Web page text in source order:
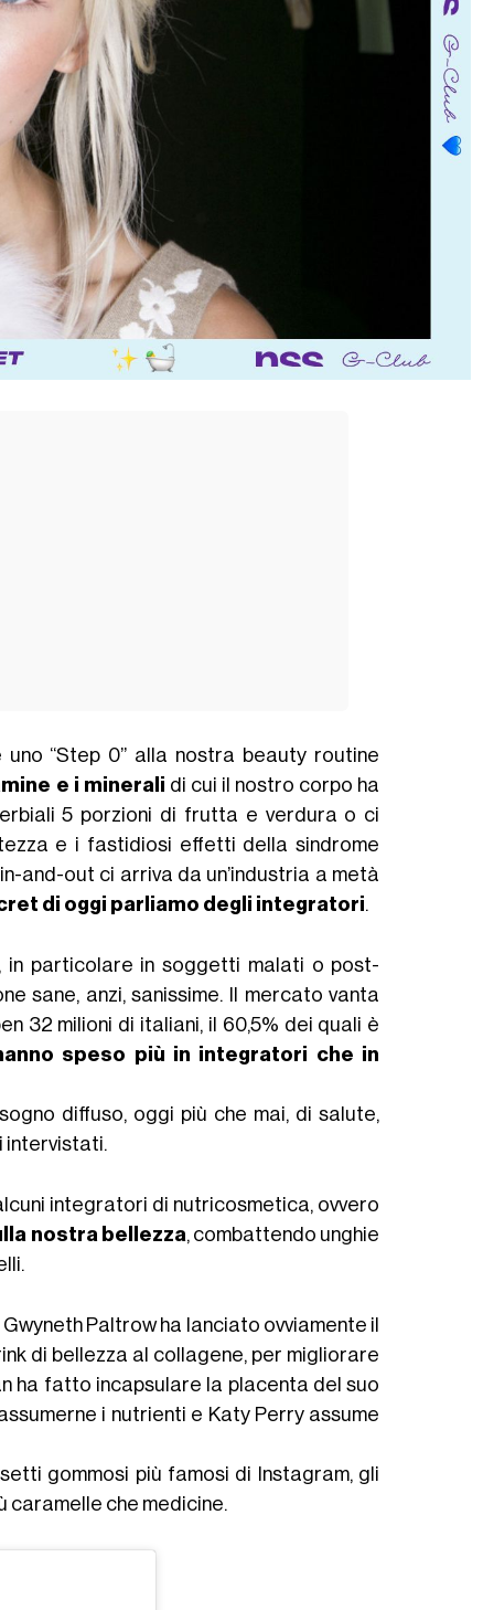
“Step 0” alla nostra beauty routine
e i minerali di cui il nostro corpo ha
5 porzioni di frutta e verdura o ci
e i fastidiosi effetti della sindrome
and-out ci arriva da un’industria a metà
di oggi parliamo degli integratori.
in particolare in soggetti malati o post-
sane, anzi, sanissime. Il mercato vanta
32 milioni di italiani, il 60,5% dei quali è
speso più in integratori che in
diffuso, oggi più che mai, di salute,
intervistati.
integratori di nutricosmetica, ovvero
nostra bellezza, combattendo unghie
Paltrow ha lanciato ovviamente il
di bellezza al collagene, per migliorare
ha fatto incapsulare la placenta del suo
i nutrienti e Katy Perry assume
gommosi più famosi di Instagram, gli
caramelle che medicine.